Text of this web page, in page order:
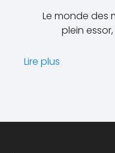
Le monde des
plein
Lire plus